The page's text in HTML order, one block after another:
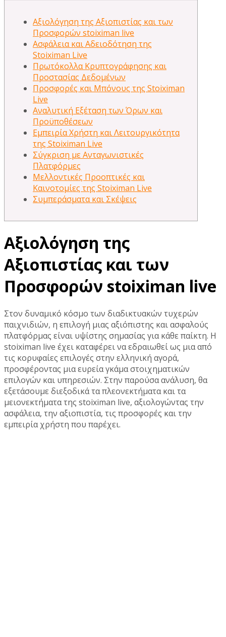
Αξιολόγηση της Αξιοπιστίας και των
Προσφορών stoiximan live
Ασφάλεια και Αδειοδότηση της
Stoiximan Live
Πρωτόκολλα Κρυπτογράφησης και
Προστασίας Δεδομένων
Προσφορές και Μπόνους της Stoiximan
Live
Αναλυτική Εξέταση των Όρων και
Προϋποθέσεων
Εμπειρία Χρήστη και Λειτουργικότητα
της Stoiximan Live
Σύγκριση με Ανταγωνιστικές
Πλατφόρμες
Μελλοντικές Προοπτικές και
Καινοτομίες της Stoiximan Live
Συμπεράσματα και Σκέψεις
Αξιολόγηση της
Αξιοπιστίας και των
Προσφορών stoiximan live
Στον δυναμικό κόσμο των διαδικτυακών τυχερών
παιχνιδιών, η επιλογή μιας αξιόπιστης και ασφαλούς
πλατφόρμας είναι υψίστης σημασίας για κάθε παίκτη. Η
stoiximan live έχει καταφέρει να εδραιωθεί ως μια από
τις κορυφαίες επιλογές στην ελληνική αγορά,
προσφέροντας μια ευρεία γκάμα στοιχηματικών
επιλογών και υπηρεσιών. Στην παρούσα ανάλυση, θα
εξετάσουμε διεξοδικά τα πλεονεκτήματα και τα
μειονεκτήματα της stoiximan live, αξιολογώντας την
ασφάλεια, την αξιοπιστία, τις προσφορές και την
εμπειρία χρήστη που παρέχει.